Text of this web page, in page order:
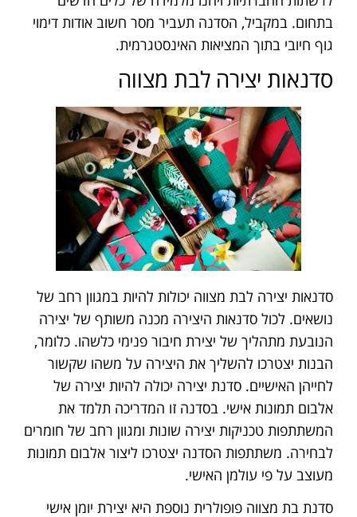
בתחום. במקביל, הסדנה תעביר מסר חשוב אודות דימוי
גוף חיובי בתוך המציאות האינסטגרמית.
סדנאות יצירה לבת מצווה
סדנאות יצירה לבת מצווה יכולות להיות במגוון רחב של
נושאים. לכול סדנאות היצירה מכנה משותף של יצירה
הנובעת מתהליך של יצירת חיבור פנימי כלשהו. כלומר,
הבנות יצטרכו להשליך את היצירה על משהו שקשור
לחייהן האישיים. סדנת יצירה יכולה להיות יצירה של
אלבום תמונות אישי. בסדנה זו המדריכה תלמד את
המשתתפות טכניקות יצירה שונות ומגוון רחב של חומרים
לבחירה. משתתפות הסדנה יצטרכו ליצור אלבום תמונות
מעוצב על פי עולמן האישי.
סדנת בת מצווה פופולרית נוספת היא יצירת יומן אישי